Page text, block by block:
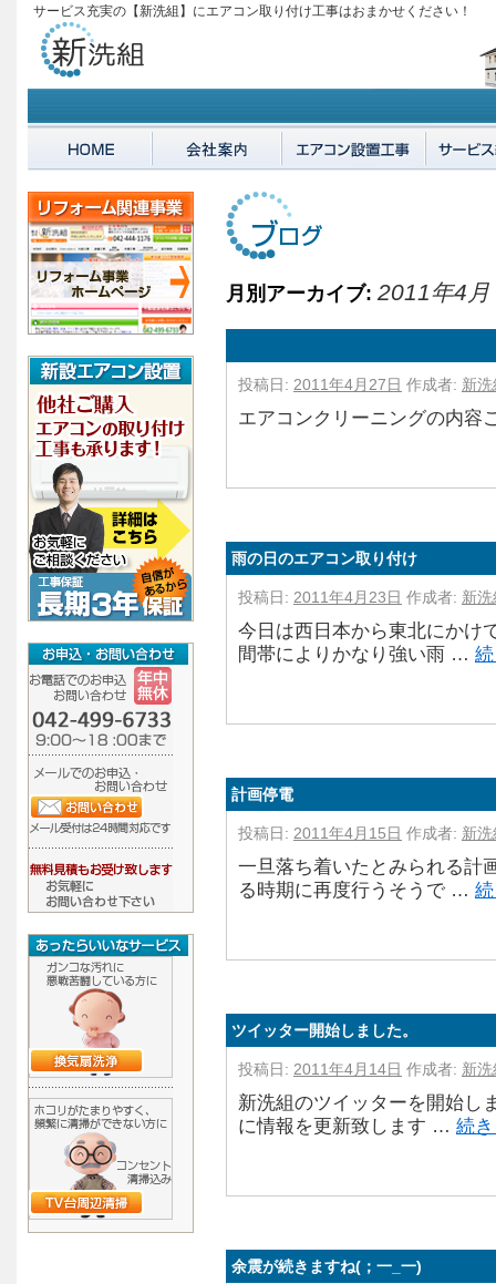
サービス充実の【新洗組】にエアコン取り付け工事はおまかせください！
月別アーカイブ: 2011年4月
投稿日: 2011年4月27日 作成者: 新洗
エアコンクリーニングの内容
雨の日のエアコン取り付け
投稿日: 2011年4月23日 作成者: 新洗
今日は西日本から東北にかけ
間帯によりかなり強い雨 …
計画停電
投稿日: 2011年4月15日 作成者: 新洗
一旦落ち着いたとみられる計
る時期に再度行うそうで …
ツイッター開始しました。
投稿日: 2011年4月14日 作成者: 新洗
新洗組のツイッターを開始し
に情報を更新致します … 続
余震が続きますね(；一_一)